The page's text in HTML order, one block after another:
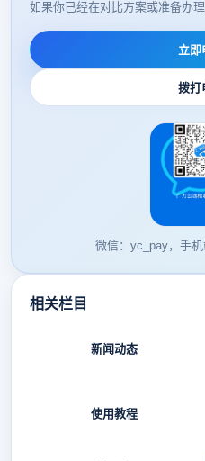
如果你已经在对比方案或准备办
立即
拨打
微信：yc_pay，手
相关栏目
新闻动态
使用教程